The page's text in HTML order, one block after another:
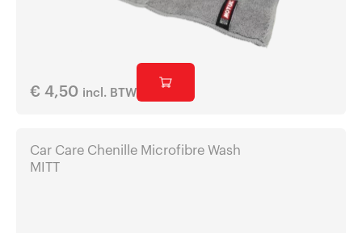
€ 4,50 incl. BTW
Car Care Chenille Microfibre Wash
MITT